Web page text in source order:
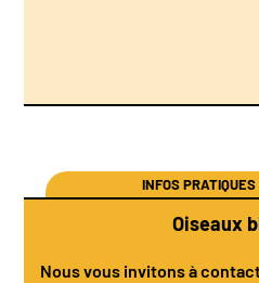
INFOS PRATIQUES
Oiseaux
Nous vous invitons à